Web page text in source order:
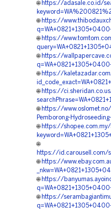
🌐 https://adasale.co.id/
🌐 https://
🌐 https://
🌐 https://
🌐 https://
🌐 https://
🌐 https://
Pemborong-
🌐 https://shopee.com.my/
🌐
https://id.carousell.com/
🌐 https://
🌐 https://
🌐 https://